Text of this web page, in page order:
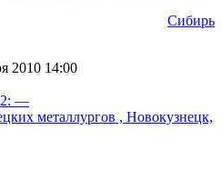
Сибирь
2010 14:00
—
металлургов , Новокузнецк,